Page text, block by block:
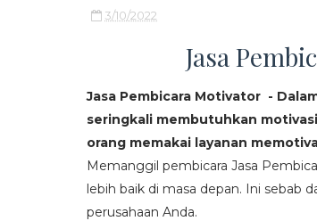
3/10/2022
Jasa
Jasa Pembicara Motivator -
seringkali membutuhkan
orang memakai layanan
Memanggil pembicara Jasa
lebih baik di masa depan. Ini sebab
perusahaan Anda.